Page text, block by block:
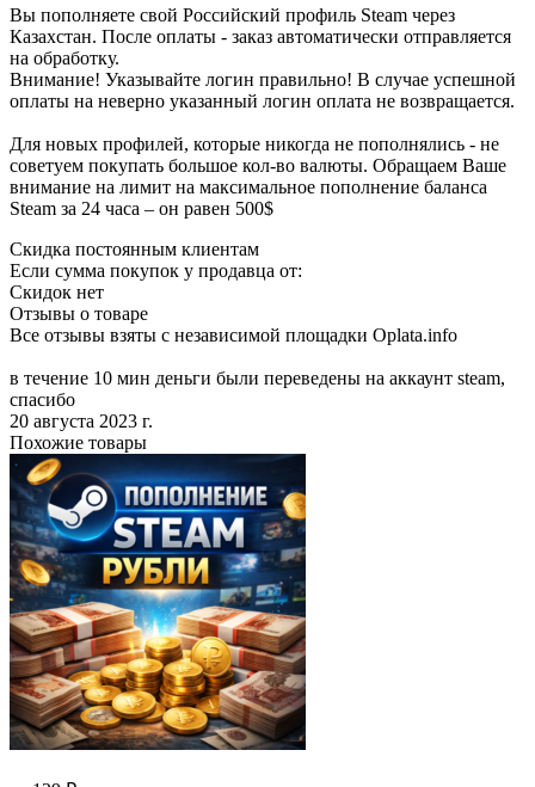
Вы пополняете свой Российский профиль Steam через
Казахстан. После оплаты - заказ автоматически отправляется
на обработку.
Внимание! Указывайте логин правильно! В случае успешной
оплаты на неверно указанный логин оплата не возвращается.
Для новых профилей, которые никогда не пополнялись - не
советуем покупать большое кол-во валюты. Обращаем Ваше
внимание на лимит на максимальное пополнение баланса
Steam за 24 часа – он равен 500$
Скидка постоянным клиентам
Если сумма покупок у продавца от:
Скидок нет
Отзывы о товаре
Все отзывы взяты с независимой площадки Oplata.info
в течение 10 мин деньги были переведены на аккаунт steam,
спасибо
20 августа 2023 г.
Похожие товары